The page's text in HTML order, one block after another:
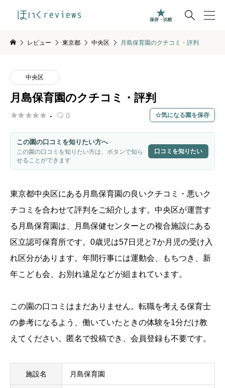

保存・比較
レビュー 東京都 中央区 月島保育園のクチコミ・評判
中央区
月島保育園のクチコミ・評判
 -  0 気になる園を保存
この園の口コミを知りたい方へ
この園の口コミを知りたい方は、ボタンで知ら
せることができます
口コミを知りたい
東京都中央区にある 月島保育園の良いクチコミ・悪いク
チコミを合わせて評判をご紹介します。中央区が運営す
る月島保育園は、月島保健センターとの複合施設にある
区立認可保育所です。0歳児は57日児と7か月児の受け入
れ区分があります。年間行事には運動会、もちつき、新
年こども会、お別れ遠足などが組まれています。
この園の口コミはまだありません。転職を考える保育士
の参考になるよう、働いていたときの体験を1分だけ教
えてください。匿名で投稿でき、会員登録も不要です。
施設名 月島保育園